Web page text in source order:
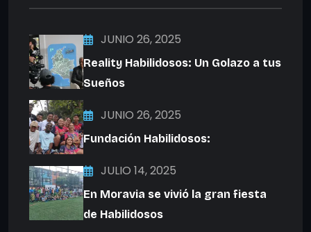
JUNIO 26, 2025
Reality Habilidosos: Un Golazo a tus
Sueños
JUNIO 26, 2025
Fundación Habilidosos:
JULIO 14, 2025
En Moravia se vivió la gran fiesta
de Habilidosos